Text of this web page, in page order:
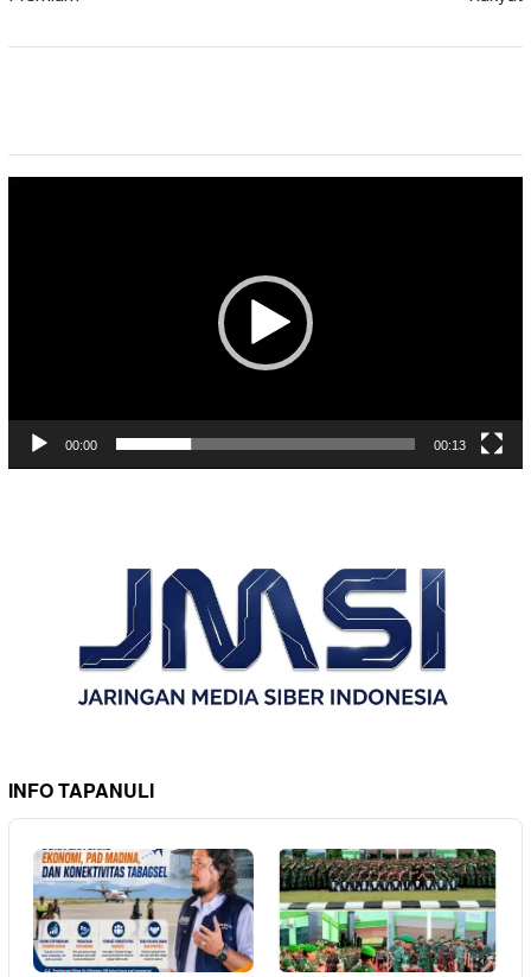
00:00 00:13
INFO TAPANULI